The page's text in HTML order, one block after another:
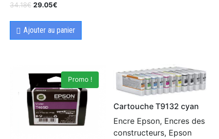
34.18€ 29.05€
Ajouter au panier
Promo !
Cartouche T9132 cyan
Encre Epson, Encres des
constructeurs, Epson